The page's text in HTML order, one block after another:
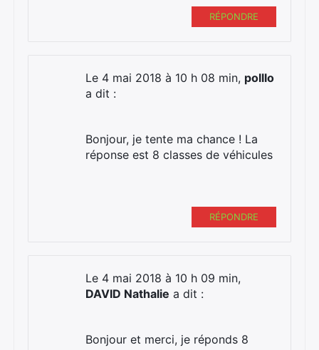
RÉPONDRE
Le 4 mai 2018 à 10 h 08 min, polllo
a dit :
Bonjour, je tente ma chance ! La
réponse est 8 classes de véhicules
RÉPONDRE
Le 4 mai 2018 à 10 h 09 min,
DAVID Nathalie a dit :
Bonjour et merci, je réponds 8